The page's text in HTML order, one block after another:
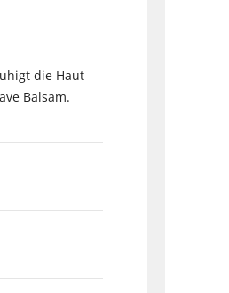
die Haut
Balsam.